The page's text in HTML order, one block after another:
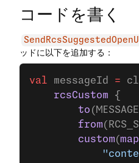
コードを書く
ッドに以下を追加する：
val messageId =
    rcsCustom
{
        to
        from
        custom
(